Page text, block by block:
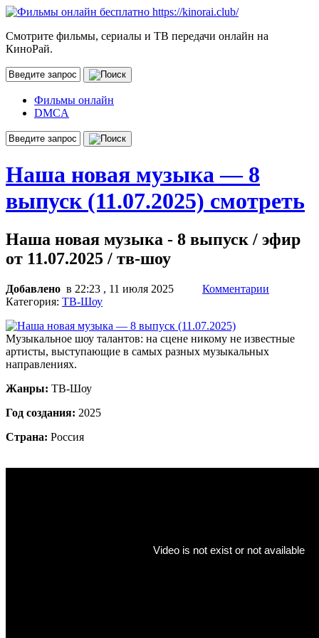
Смотрите фильмы, сериалы и ТВ передачи онлайн на
КиноРай.
Фильмы онлайн
DMCA
Наша новая музыка — 8
выпуск (11.07.2025) смотреть
Наша новая музыка - 8 выпуск / эфир
от 11.07.2025 / тв-шоу
Добавлено в 22:23 , 11 июля 2025
Комментарии
Категория: ТВ-Шоу
Музыкальное шоу талантов: на сцене никому не известные
артисты, выступающие в самых разных музыкальных
направлениях.
Жанры: ТВ-Шоу
Год создания: 2025
Страна: Россия